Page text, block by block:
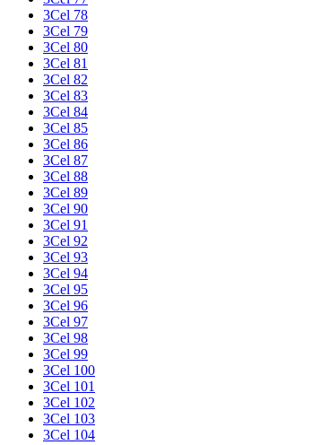
3Cel 78
3Cel 79
3Cel 80
3Cel 81
3Cel 82
3Cel 83
3Cel 84
3Cel 85
3Cel 86
3Cel 87
3Cel 88
3Cel 89
3Cel 90
3Cel 91
3Cel 92
3Cel 93
3Cel 94
3Cel 95
3Cel 96
3Cel 97
3Cel 98
3Cel 99
3Cel 100
3Cel 101
3Cel 102
3Cel 103
3Cel 104